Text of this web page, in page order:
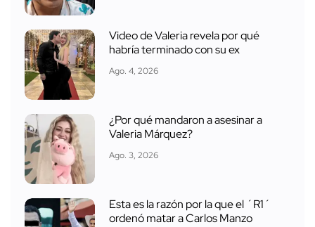
Video de Valeria revela por qué
habría terminado con su ex
Ago. 4, 2026
¿Por qué mandaron a asesinar a
Valeria Márquez?
Ago. 3, 2026
Esta es la razón por la que el ´R1´
ordenó matar a Carlos Manzo